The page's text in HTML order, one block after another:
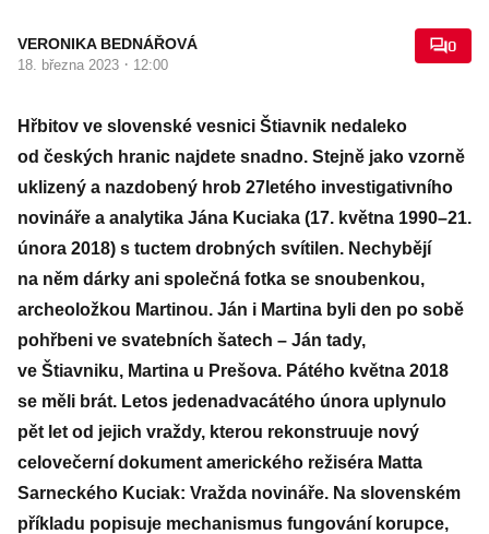
VERONIKA BEDNÁŘOVÁ
18. března 2023 · 12:00
0
Hřbitov ve slovenské vesnici Štiavnik nedaleko
od českých hranic najdete snadno. Stejně jako vzorně
uklizený a nazdobený hrob 27letého investigativního
novináře a analytika Jána Kuciaka (17. května 1990–21.
února 2018) s tuctem drobných svítilen. Nechybějí
na něm dárky ani společná fotka se snoubenkou,
archeoložkou Martinou. Ján i Martina byli den po sobě
pohřbeni ve svatebních šatech – Ján tady,
ve Štiavniku, Martina u Prešova. Pátého května 2018
se měli brát. Letos jedenadvacátého února uplynulo
pět let od jejich vraždy, kterou rekonstruuje nový
celovečerní dokument amerického režiséra Matta
Sarneckého Kuciak: Vražda novináře. Na slovenském
příkladu popisuje mechanismus fungování korupce,